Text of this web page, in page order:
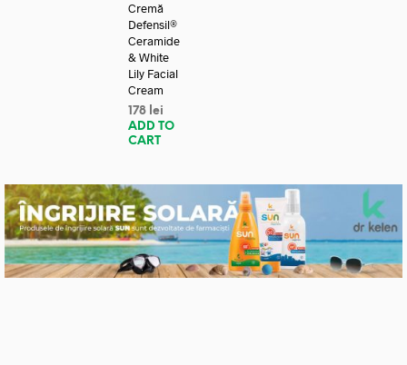
Cremă
Defensil®
Ceramide
& White
Lily Facial
Cream
178 lei
ADD TO
CART